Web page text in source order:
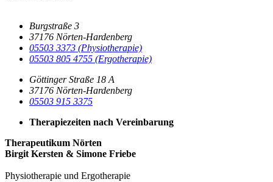
Burgstraße 3
37176 Nörten-Hardenberg
05503 3373 (Physiotherapie)
05503 805 4755 (Ergotherapie)
Göttinger Straße 18 A
37176 Nörten-Hardenberg
05503 915 3375
Therapiezeiten nach Vereinbarung
Therapeutikum Nörten
Birgit Kersten & Simone Friebe
Physiotherapie und Ergotherapie